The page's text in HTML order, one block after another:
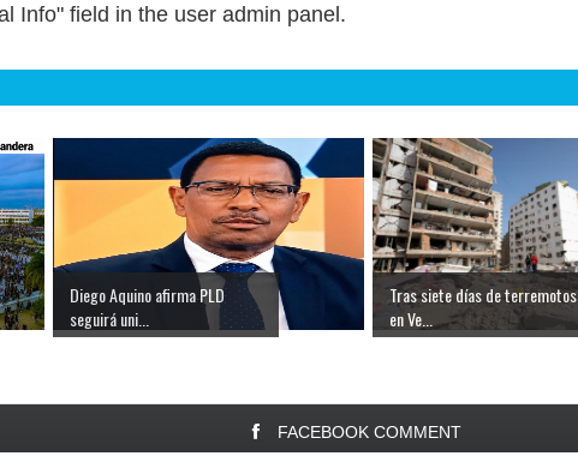
Info" field in the user admin panel.
Diego Aquino afirma PLD
seguirá uni...
Tras siete días de terremotos
en Ve...
FACEBOOK COMMENT